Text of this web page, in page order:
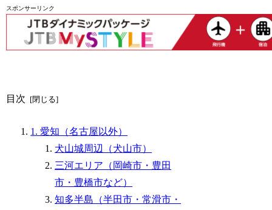
スポンサーリンク
目次
1. 愛知（名古屋以外）
犬山城周辺（犬山市）
三河エリア（岡崎市・豊田
市・豊橋市など）
知多半島（半田市・常滑市・